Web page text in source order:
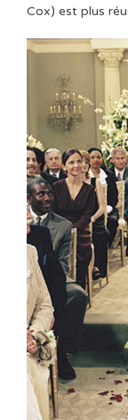
Cox) est plus